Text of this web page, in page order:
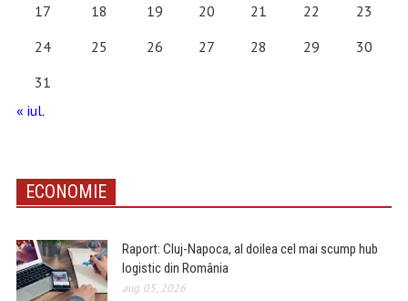
17
18 19 20 21 22
23
24
25 26 27 28 29
30
31
« iul.
ECONOMIE
Raport: Cluj-Napoca, al doilea cel mai scump hub
logistic din România
aug. 05, 2026